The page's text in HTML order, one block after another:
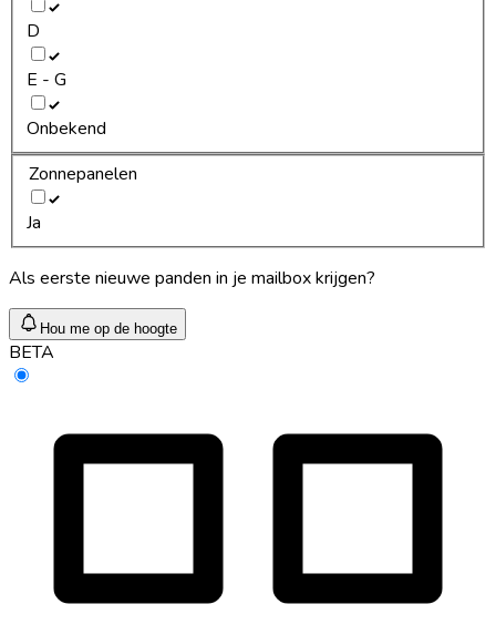
D
E - G
Onbekend
Zonnepanelen
Ja
Als eerste nieuwe panden in je mailbox krijgen?
Hou me op de hoogte
BETA